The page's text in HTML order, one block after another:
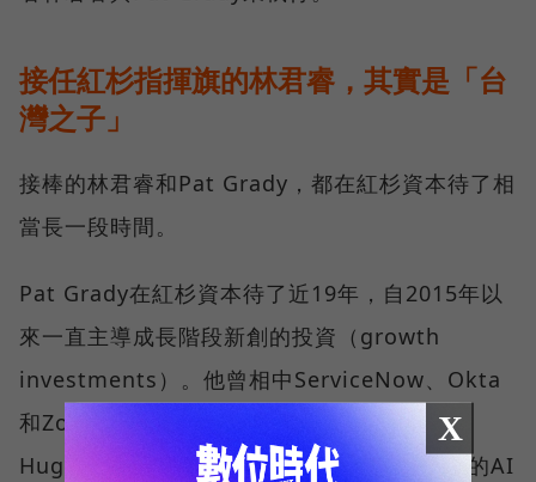
接任紅杉指揮旗的林君睿，其實是「台
灣之子」
接棒的林君睿和Pat Grady，都在紅杉資本待了相
當長一段時間。
Pat Grady在紅杉資本待了近19年，自2015年以
來一直主導成長階段新創的投資（growth
investments）。他曾相中ServiceNow、Okta
和Zoom等指標性公司，並持續在Harvey、
Hugging Face和OpenEvidence等快速成長的AI
X